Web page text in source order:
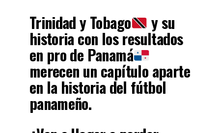
Trinidad y Tobago y su
historia con los resultados
en pro de Panamá
merecen un capítulo aparte
en la historia del fútbol
panameño.